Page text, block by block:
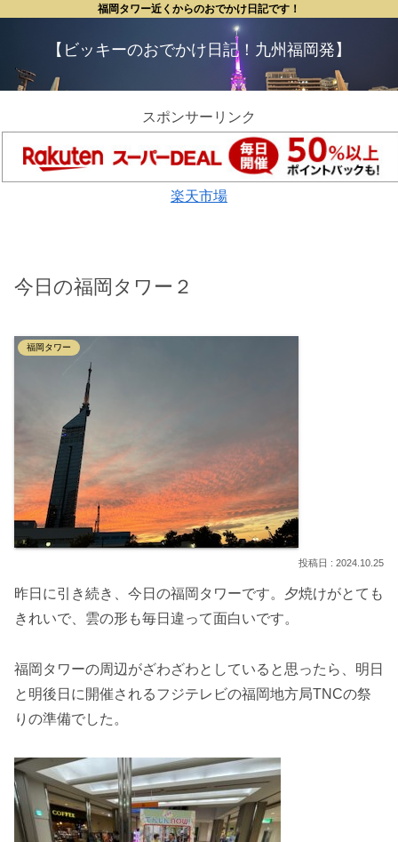
福岡タワー近くからのおでかけ日記です！
【ビッキーのおでかけ日記！九州福岡発】
スポンサーリンク
楽天市場
今日の福岡タワー２
福岡タワー
2024.10.25
昨日に引き続き、今日の福岡タワーです。夕焼けがとても
きれいで、雲の形も毎日違って面白いです。
福岡タワーの周辺がざわざわとしていると思ったら、明日
と明後日に開催されるフジテレビの福岡地方局TNCの祭
りの準備でした。